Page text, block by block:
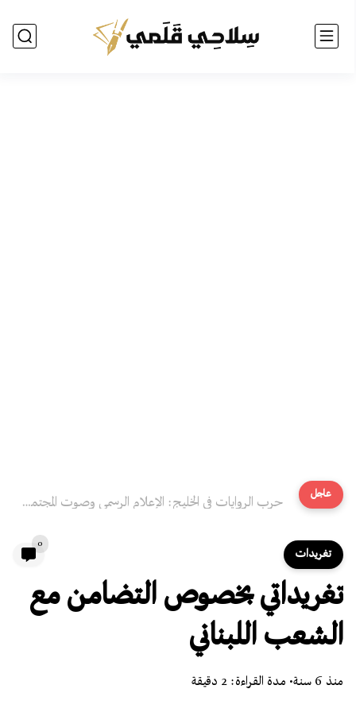
عاجل حرب الروايات في الخليج: الإعلام الرسمي وصوت المجتمع المقموع
تغريدات
0
تغريداتي بخصوص التضامن مع
الشعب اللبناني
منذ 6 سنة • مدة القراءة: 2 دقيقة